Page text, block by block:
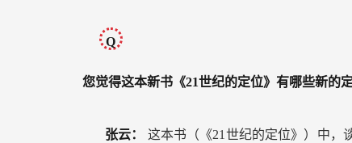
Q
您觉得这本新书《21世纪的定位》有哪些新的
张云： 这本书（《21世纪的定位》）中，